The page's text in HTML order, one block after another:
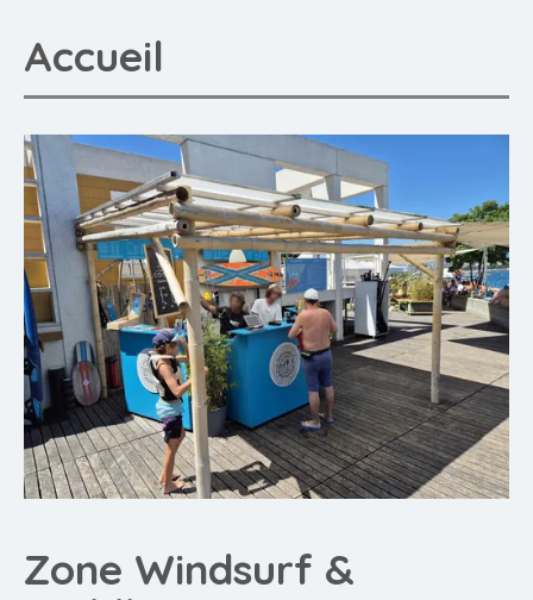
Accueil
Zone Windsurf &